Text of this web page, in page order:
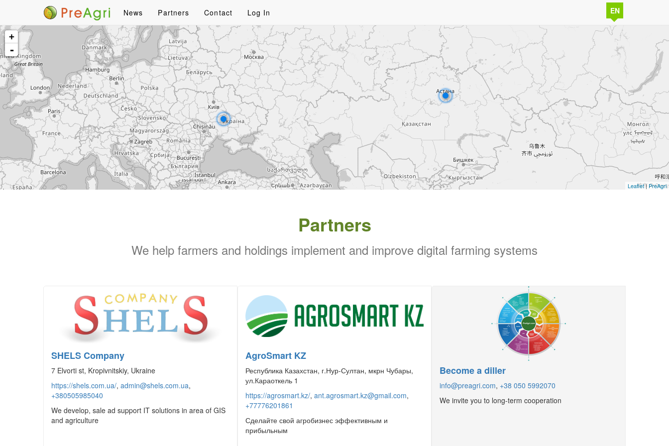
News Partners Contact Log In EN
+
-
Leaflet|PreAgri
Partners
We help farmers and holdings implement and improve digital farming systems
SHELS Company
7 Elvorti st, Kropivnitskiy, Ukraine
https://shels.com.ua/, admin@shels.com.ua,
+380505985040
We develop, sale ad support IT solutions in area of GIS
and agriculture
AgroSmart KZ
Республика Казахстан, г.Нур-Султан, мкрн Чубары,
ул.Караоткель 1
https://agrosmart.kz/, ant.agrosmart.kz@gmail.com,
+77776201861
Сделайте свой агробизнес эффективным и
прибыльным
Become a diller
info@preagri.com, +38 050 5992070
We invite you to long-term cooperation